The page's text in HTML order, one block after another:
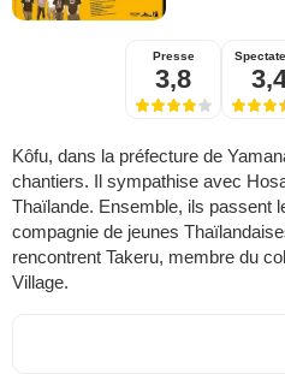
Presse
3,8
Kôfu, dans la préfecture de
chantiers. Il sympathise avec
Thaïlande. Ensemble, ils passent
compagnie de jeunes
rencontrent Takeru, membre du
Village.